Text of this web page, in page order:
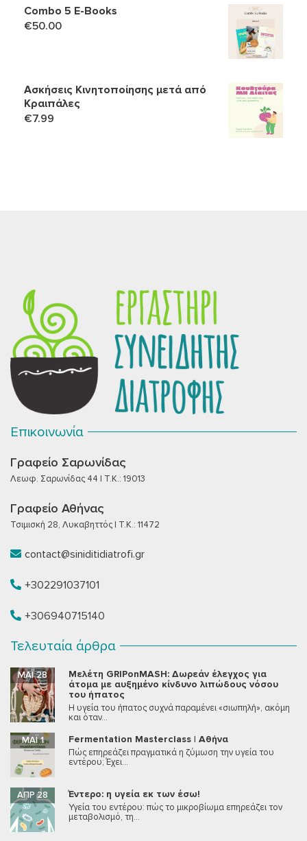
€139.90.
Combo 5 Ε-Books
€50.00
Ασκήσεις Κινητοποίησης μετά από
Κραιπάλες
€7.99
Επικοινωνία
Γραφείο Σαρωνίδας
Λεωφ. Σαρωνίδας 44 | T.K.: 19013
Γραφείο Αθήνας
Τσιμισκή 28, Λυκαβηττός | T.K.: 11472
contact@siniditidiatrofi.gr
+302291037101
+306940715140
Τελευταία άρθρα
Μελέτη GRIPonMASH: Δωρεάν έλεγχος για
άτομα με αυξημένο κίνδυνο λιπώδους νόσου
του ήπατος
ΜΆΙ 28
Η υγεία του ήπατος συχνά παραμένει «σιωπηλή», ακόμη
και όταν...
Fermentation Masterclass | Αθήνα
ΜΆΙ 1
Πώς επηρεάζει πραγματικά η ζύμωση την υγεία του
εντέρου; Έχει...
Έντερο: η υγεία εκ των έσω!
ΑΠΡ 28
Υγεία του εντέρου: πώς το μικροβίωμα επηρεάζει τον
μεταβολισμό, τη...